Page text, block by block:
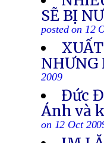
SẼ BỊ
posted on 12
NHƯNG
2009
Đức
Ánh và
on 12 Oct